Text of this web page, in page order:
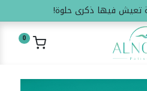
فيها ذكرى حلوة!
0